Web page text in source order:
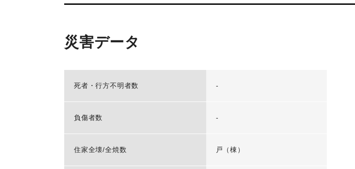
災害データ
死者・行方不明者数 -
負傷者数 -
住家全壊/全焼数 戸（棟）